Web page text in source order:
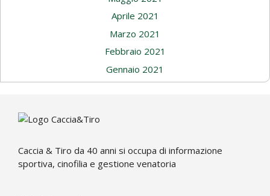
Aprile 2021
Marzo 2021
Febbraio 2021
Gennaio 2021
Caccia & Tiro da 40 anni si occupa di informazione
sportiva, cinofilia e gestione venatoria